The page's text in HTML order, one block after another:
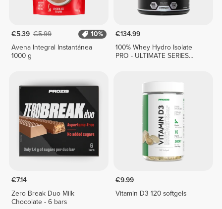
€5.39 €5.99
10%
Avena Integral Instantánea
1000 g
€134.99
100% Whey Hydro Isolate
PRO - ULTIMATE SERIES
€7.14
Zero Break Duo Milk
Chocolate - 6 bars
€9.99
Vitamin D3 120 softgels